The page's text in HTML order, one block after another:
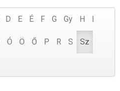
D E É F G Gy H
Ó Ö Ő P R S Sz